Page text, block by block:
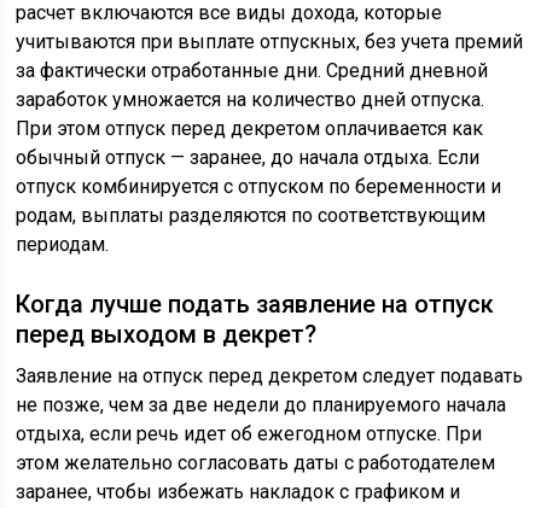
расчет включаются все виды дохода, которые
учитываются при выплате отпускных, без учета премий
за фактически отработанные дни. Средний дневной
заработок умножается на количество дней отпуска.
При этом отпуск перед декретом оплачивается как
обычный отпуск — заранее, до начала отдыха. Если
отпуск комбинируется с отпуском по беременности и
родам, выплаты разделяются по соответствующим
периодам.
Когда лучше подать заявление на отпуск
перед выходом в декрет?
Заявление на отпуск перед декретом следует подавать
не позже, чем за две недели до планируемого начала
отдыха, если речь идет об ежегодном отпуске. При
этом желательно согласовать даты с работодателем
заранее, чтобы избежать накладок с графиком и